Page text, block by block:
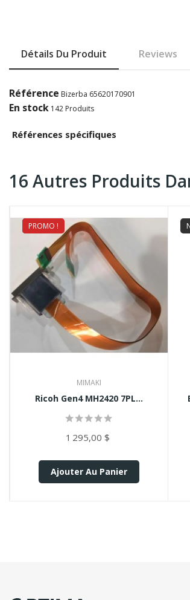
Détails Du Produit Reviews
Référence Bizerba 65620170901
En stock 142 Produits
Références spécifiques
16 Autres Produits
PROMO !
NEUF
MIMAKI
Ricoh Gen4 MH2420 7PL...
1 295,00 $
Ajouter Au Panier